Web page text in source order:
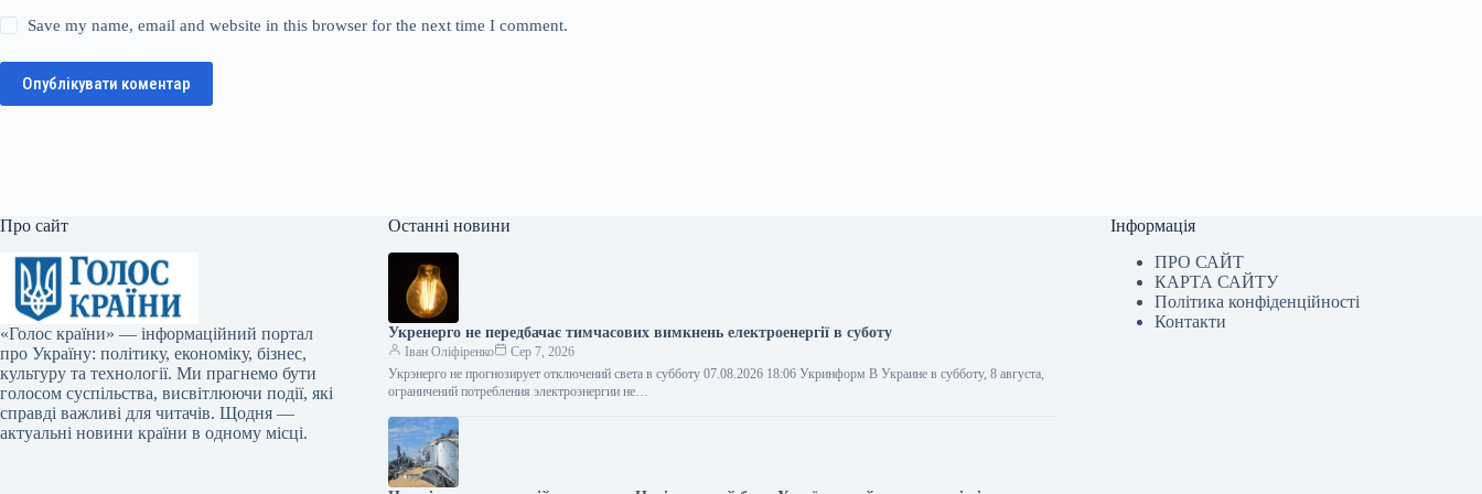
Save my name, email and website in this browser for the next time I comment.
Опублікувати коментар
Про сайт
«Голос країни» — інформаційний портал
про Україну: політику, економіку, бізнес,
культуру та технології. Ми прагнемо бути
голосом суспільства, висвітлюючи події, які
справді важливі для читачів. Щодня —
актуальні новини країни в одному місці.
Останні новини
Укренерго не передбачає тимчасових вимкнень електроенергії в суботу
Іван Оліфіренко
Сер 7, 2026
Укрэнерго не прогнозирует отключений света в субботу 07.08.2026 18:06 Укринформ В Украине в субботу, 8 августа,
ограничений потребления электроэнергии не…
Інформація
ПРО САЙТ
КАРТА САЙТУ
Політика конфіденційності
Контакти